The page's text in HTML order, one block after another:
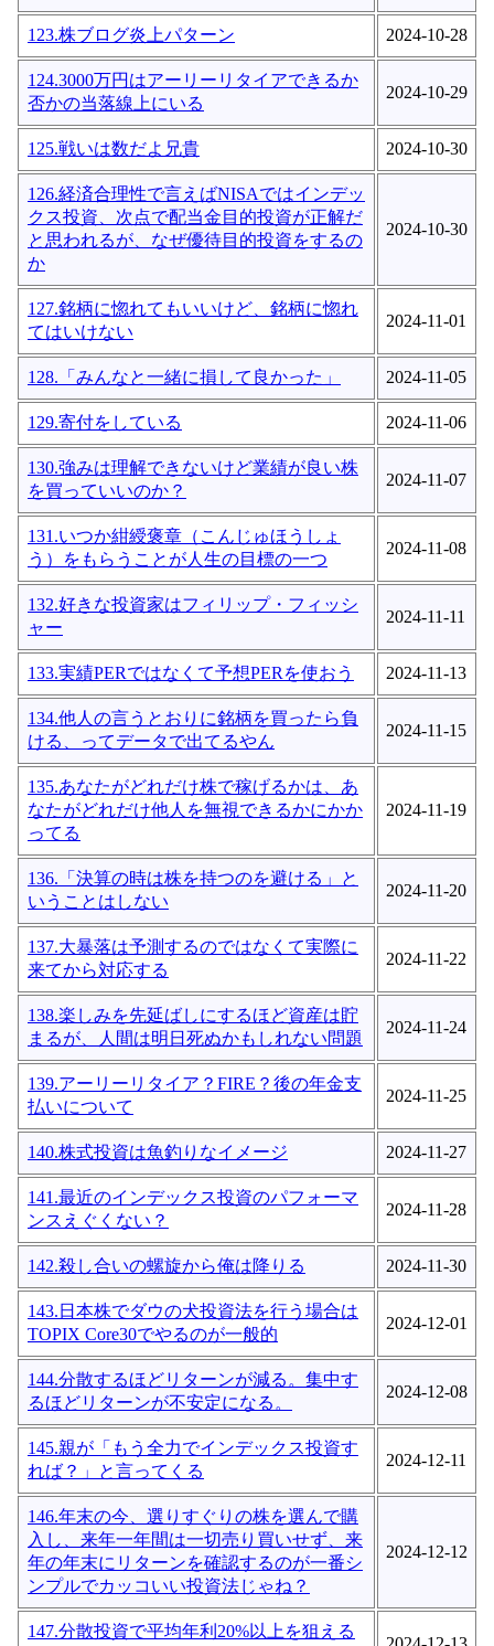
123.株ブログ炎上パターン 2024-10-28
124.3000万円はアーリーリタイアできるか
否かの当落線上にいる
2024-10-29
125.戦いは数だよ兄貴 2024-10-30
126.経済合理性で言えばNISAではインデッ
クス投資、次点で配当金目的投資が正解だ
と思われるが、なぜ優待目的投資をするの
か
2024-10-30
127.銘柄に惚れてもいいけど、銘柄に惚れ
てはいけない
2024-11-01
128.「みんなと一緒に損して良かった」 2024-11-05
129.寄付をしている 2024-11-06
130.強みは理解できないけど業績が良い株
を買っていいのか？
2024-11-07
131.いつか紺綬褒章（こんじゅほうしょ
う）をもらうことが人生の目標の一つ
2024-11-08
132.好きな投資家はフィリップ・フィッシ
ャー
2024-11-11
133.実績PERではなくて予想PERを使おう 2024-11-13
134.他人の言うとおりに銘柄を買ったら負
ける、ってデータで出てるやん
2024-11-15
135.あなたがどれだけ株で稼げるかは、あ
なたがどれだけ他人を無視できるかにかか
ってる
2024-11-19
136.「決算の時は株を持つのを避ける」と
いうことはしない
2024-11-20
137.大暴落は予測するのではなくて実際に
来てから対応する
2024-11-22
138.楽しみを先延ばしにするほど資産は貯
まるが、人間は明日死ぬかもしれない問題
2024-11-24
139.アーリーリタイア？FIRE？後の年金支
払いについて
2024-11-25
140.株式投資は魚釣りなイメージ 2024-11-27
141.最近のインデックス投資のパフォーマ
ンスえぐくない？
2024-11-28
142.殺し合いの螺旋から俺は降りる 2024-11-30
143.日本株でダウの犬投資法を行う場合は
TOPIX Core30でやるのが一般的
2024-12-01
144.分散するほどリターンが減る。集中す
るほどリターンが不安定になる。
2024-12-08
145.親が「もう全力でインデックス投資す
れば？」と言ってくる
2024-12-11
146.年末の今、選りすぐりの株を選んで購
入し、来年一年間は一切売り買いせず、来
年の年末にリターンを確認するのが一番シ
ンプルでカッコいい投資法じゃね？
2024-12-12
147.分散投資で平均年利20%以上を狙える